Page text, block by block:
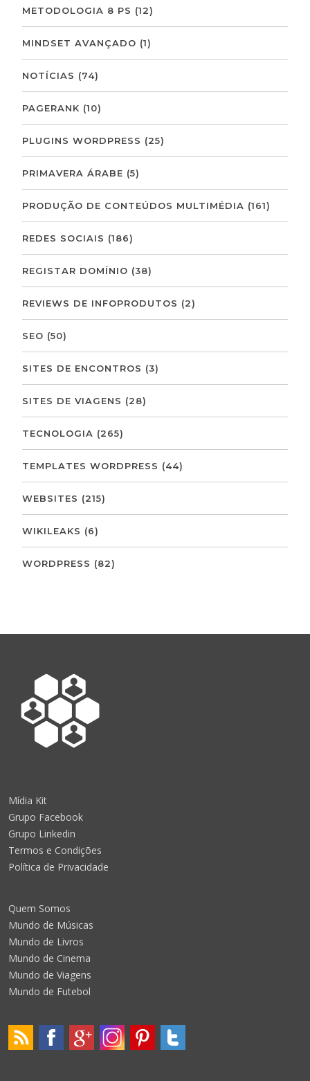
METODOLOGIA 8 PS (12)
MINDSET AVANÇADO (1)
NOTÍCIAS (74)
PAGERANK (10)
PLUGINS WORDPRESS (25)
PRIMAVERA ÁRABE (5)
PRODUÇÃO DE CONTEÚDOS MULTIMÉDIA (161)
REDES SOCIAIS (186)
REGISTAR DOMÍNIO (38)
REVIEWS DE INFOPRODUTOS (2)
SEO (50)
SITES DE ENCONTROS (3)
SITES DE VIAGENS (28)
TECNOLOGIA (265)
TEMPLATES WORDPRESS (44)
WEBSITES (215)
WIKILEAKS (6)
WORDPRESS (82)
Mídia Kit
Grupo Facebook
Grupo Linkedin
Termos e Condições
Política de Privacidade
Quem Somos
Mundo de Músicas
Mundo de Livros
Mundo de Cinema
Mundo de Viagens
Mundo de Futebol